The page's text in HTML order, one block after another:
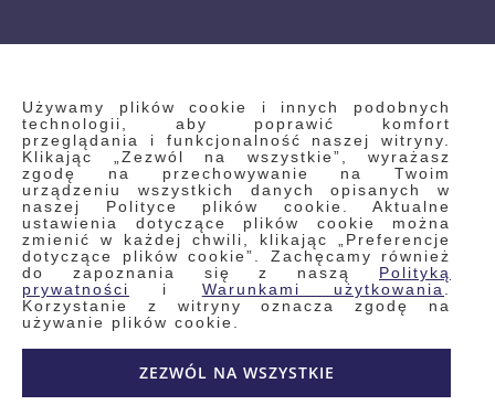
Używamy plików cookie i innych podobnych
technologii, aby poprawić komfort
przeglądania i funkcjonalność naszej witryny.
Klikając „Zezwól na wszystkie”, wyrażasz
zgodę na przechowywanie na Twoim
urządzeniu wszystkich danych opisanych w
naszej Polityce plików cookie. Aktualne
ustawienia dotyczące plików cookie można
zmienić w każdej chwili, klikając „Preferencje
dotyczące plików cookie”. Zachęcamy również
do zapoznania się z naszą Polityką
prywatności
i Warunkami użytkowania
Korzystanie z witryny oznacza zgodę na
używanie plików cookie.
ZEZWÓL NA WSZYSTKIE
INFORMACJE
Regulamin
Polityka prywatności i pliki cookie
Wyszukiwane frazy
Wyszukiwanie zaawansowane
Zamówienia
Skontaktuj się z nami
Odstąp od umowy